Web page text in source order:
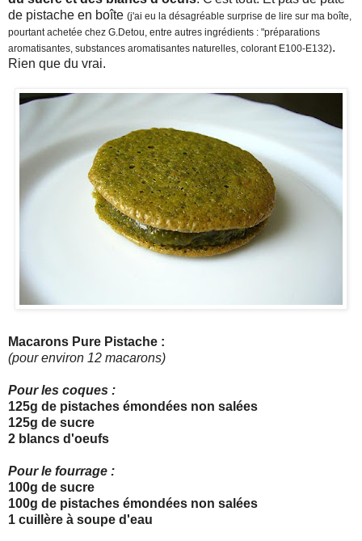
de pistache en boîte (j'ai eu la désagréable surprise de lire sur ma boîte,
pourtant achetée chez G.Detou, entre autres ingrédients : "préparations
aromatisantes, substances aromatisantes naturelles, colorant E100-E132).
Rien que du vrai.
Macarons Pure Pistache :
(pour environ 12 macarons)
Pour les coques :
125g de pistaches émondées non salées
125g de sucre
2 blancs d'oeufs
Pour le fourrage :
100g de sucre
100g de pistaches émondées non salées
1 cuillère à soupe d'eau